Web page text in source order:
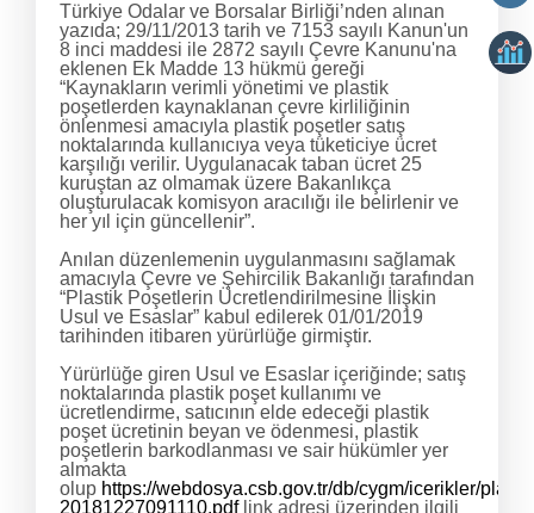
Türkiye Odalar ve Borsalar Birliği’nden alınan
yazıda; 29/11/2013 tarih ve 7153 sayılı Kanun'un
8 inci maddesi ile 2872 sayılı Çevre Kanunu'na
eklenen Ek Madde 13 hükmü gereği
“Kaynakların verimli yönetimi ve plastik
poşetlerden kaynaklanan çevre kirliliğinin
önlenmesi amacıyla plastik poşetler satış
noktalarında kullanıcıya veya tüketiciye ücret
karşılığı verilir. Uygulanacak taban ücret 25
kuruştan az olmamak üzere Bakanlıkça
oluşturulacak komisyon aracılığı ile belirlenir ve
her yıl için güncellenir”.
Anılan düzenlemenin uygulanmasını sağlamak
amacıyla Çevre ve Şehircilik Bakanlığı tarafından
“Plastik Poşetlerin Ücretlendirilmesine İlişkin
Usul ve Esaslar” kabul edilerek 01/01/2019
tarihinden itibaren yürürlüğe girmiştir.
Yürürlüğe giren Usul ve Esaslar içeriğinde; satış
noktalarında plastik poşet kullanımı ve
ücretlendirme, satıcının elde edeceği plastik
poşet ücretinin beyan ve ödenmesi, plastik
poşetlerin barkodlanması ve sair hükümler yer
almakta
olup https://webdosya.csb.gov.tr/db/cygm/icerikler/
20181227091110.pdflink adresi üzerinden ilgili